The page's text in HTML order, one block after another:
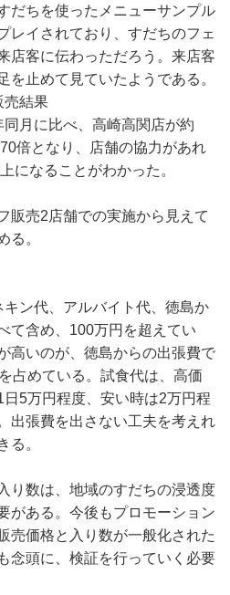
だちを使ったメニューサンプル
レイされており、すだちのフェ
店客に伝わっただろう。来店客
を止めて見ていたようである。
売結果
月に比べ、高崎高関店が約
倍となり、店舗の協力があれ
になることがわかった。
販売2店舗での実施から見えて
る。
ン代、アルバイト代、徳島か
て含め、100万円を超えてい
高いのが、徳島からの出張費で
占めている。試食代は、高価
5万円程度、安い時は2万円程
出張費を出さない工夫を考えれ
る。
り数は、地域のすだちの浸透度
がある。今後もプロモーション
売価格と入り数が一般化された
念頭に、検証を行っていく必要